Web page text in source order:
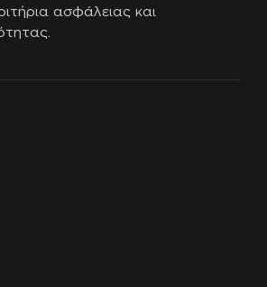
ασφάλειας και